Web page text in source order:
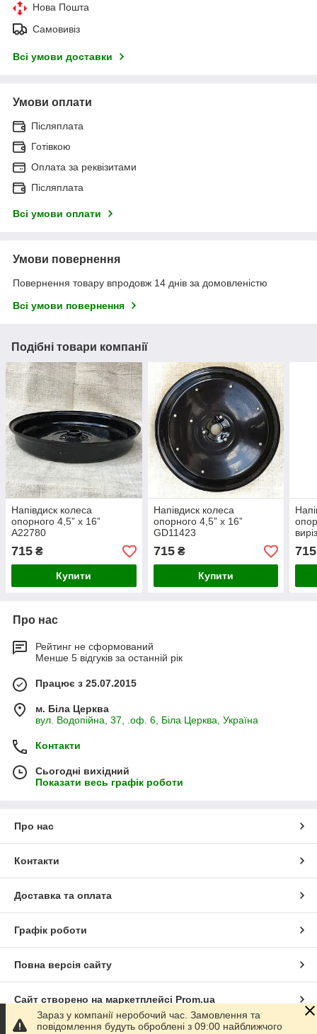
Нова Пошта
Самовивіз
Всі умови доставки
Умови оплати
Післяплата
Готівкою
Оплата за реквізитами
Післяплата
Всі умови оплати
Умови повернення
Повернення товару впродовж 14 днів за домовленістю
Всі умови повернення
Подібні товари компанії
Напівдиск колеса
опорного 4,5” x 16”
A22780
715 ₴
Купити
Напівдиск колеса
опорного 4,5” x 16”
GD11423
715₴
Купити
715
Про нас
Рейтинг не сформований
Менше 5 відгуків за останній рік
Працює з 25.07.2015
м. Біла Церква
вул. Водопійна, 37, .оф. 6, Біла Церква, Україна
Контакти
Сьогодні вихідний
Показати весь графік роботи
Про нас
Контакти
Доставка та оплата
Графік роботи
Повна версія сайту
Сайт створено на маркетплейсі Prom.ua
Зараз у компанії неробочий час. Замовлення та
повідомлення будуть оброблені з 09:00 найближчого